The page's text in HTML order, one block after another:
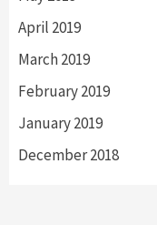
April 2019
March 2019
February 2019
January 2019
December 2018